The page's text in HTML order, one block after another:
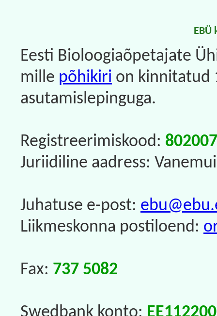
Eesti Bioloogiaõpetajate
mille põhikiri on kinnitatud
asutamislepinguga.
Registreerimiskood:
Juriidiline aadress:
Juhatuse e-post:
Liikmeskonna postiloend:
Fax: 737 5082
Swedbank konto: